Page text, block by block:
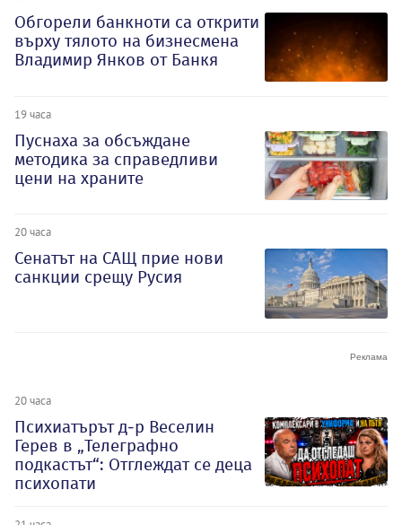
Обгорели банкноти са открити
върху тялото на бизнесмена
Владимир Янков от Банкя
19 часа
Пуснаха за обсъждане
методика за справедливи
цени на храните
20 часа
Сенатът на САЩ прие нови
санкции срещу Русия
20 часа
Психиатърът д-р Веселин
Герев в „Телеграфно
подкастът“: Отглеждат се деца
психопати